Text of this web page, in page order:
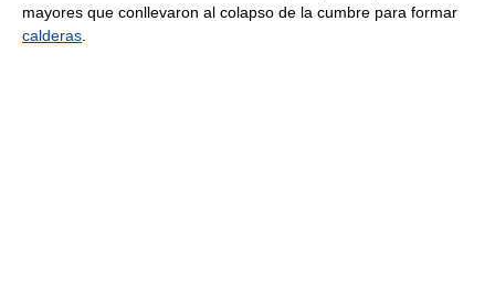
mayores que conllevaron al colapso de la cumbre para formar
calderas